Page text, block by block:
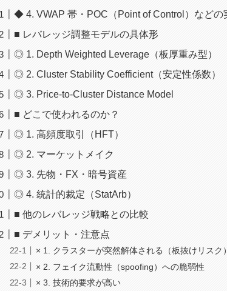
◆ 4. VWAP 帯・POC（Point of Control）などの
■ レバレッジ調整モデルの具体形
◎ 1. Depth Weighted Leverage（板厚重み型）
◎ 2. Cluster Stability Coefficient（安定性係数）
◎ 3. Price-to-Cluster Distance Model
■ どこで使われるのか？
◎ 1. 高頻度取引（HFT）
◎ 2. マーケットメイク
◎ 3. 先物・FX・暗号資産
◎ 4. 統計的裁定（StatArb）
■ 他のレバレッジ戦略との比較
■ デメリット・注意点
× 1. クラスターが突然解体される（板抜けリスク）
× 2. フェイク流動性（spoofing）への脆弱性
× 3. 技術的要求が高い